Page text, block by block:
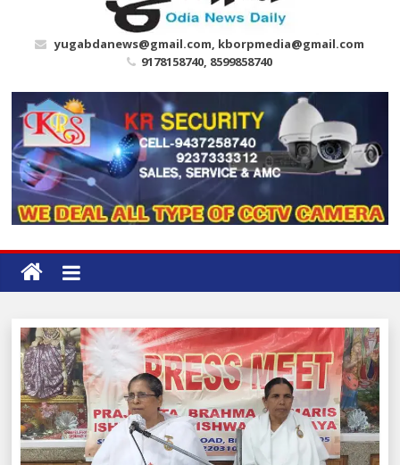
yugabdanews@gmail.com, kborpmedia@gmail.com
9178158740, 8599858740